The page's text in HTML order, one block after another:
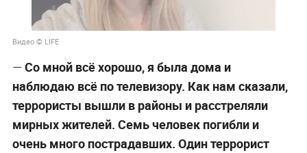
Видео © LIFE
— Со мной всё хорошо, я была дома и
наблюдаю всё по телевизору. Как нам сказали,
террористы вышли в районы и расстреляли
мирных жителей. Семь человек погибли и
очень много пострадавших. Один террорист